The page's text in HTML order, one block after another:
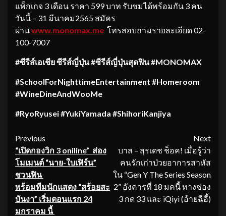
แพ็กเกจ 3 เดือน ราคา 599 บาท รับชมได้พร้อมกัน 3 คน
วันนี้ – 31 มีนาคม2565 สมัคร
ผ่านwww.monomax.me โทรสอบถามรายละเอียด 02-
100-7007
#ซีรีส์เอเชีย ซีรีส์ญี่ปุ่น #ซีรีส์ญี่ปุ่นสุดฟิน #MONOMAX
#SchoolForNighttimeEntertainment #Homeroom
#WineDineAndWooMe
#RyoRyusei #YukiYamada #ShihoriKanjiya
Continue
Reading
Previous
“เปิดกองวิก 3 oniline” ส่อง
โมเมนต์ “นาย-ใบเฟิร์น”
ชวนฟิน
พร้อมทีมนักแสดง “สร้อยสะ
บันงา” เริ่มตอนแรก 24
มกราคม นี้
Next
บาส – สุรเดช ช็อค! เมื่อรู้ว่า
คนรักเก่าป่วยอาการสาหัส
ใน “Gen Y The Series Season
2” อังคารที่ 18 มคนี้ ทางช่อง
3 กด 33 และ iQiyi (อ้ายฉีอี้)